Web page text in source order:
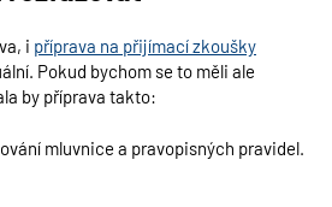
i příprava na přijímací zkoušky
Pokud bychom se to měli ale
by příprava takto:
mluvnice a pravopisných pravidel.